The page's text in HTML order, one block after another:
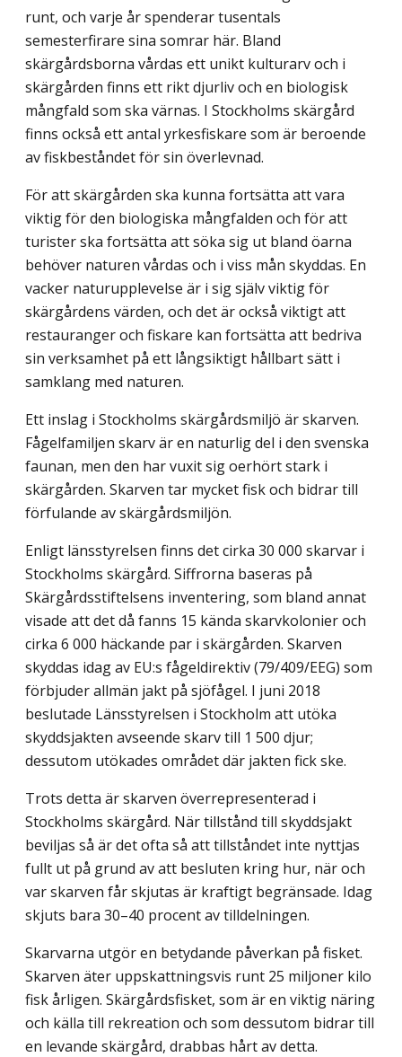
runt, och varje år spenderar tusentals
semesterfirare sina somrar här. Bland
skärgårdsborna vårdas ett unikt kulturarv och i
skärgården finns ett rikt djurliv och en biologisk
mångfald som ska värnas. I Stockholms skärgård
finns också ett antal yrkesfiskare som är beroende
av fiskbeståndet för sin överlevnad.
För att skärgården ska kunna fortsätta att vara
viktig för den biologiska mångfalden och för att
turister ska fortsätta att söka sig ut bland öarna
behöver naturen vårdas och i viss mån skyddas. En
vacker naturupplevelse är i sig själv viktig för
skärgårdens värden, och det är också viktigt att
restauranger och fiskare kan fortsätta att bedriva
sin verksamhet på ett långsiktigt hållbart sätt i
samklang med naturen.
Ett inslag i Stockholms skärgårdsmiljö är skarven.
Fågelfamiljen skarv är en naturlig del i den svenska
faunan, men den har vuxit sig oerhört stark i
skärgården. Skarven tar mycket fisk och bidrar till
förfulande av skärgårdsmiljön.
Enligt länsstyrelsen finns det cirka 30 000 skarvar i
Stockholms skärgård. Siffrorna baseras på
Skärgårdsstiftelsens inventering, som bland annat
visade att det då fanns 15 kända skarvkolonier och
cirka 6 000 häckande par i skärgården. Skarven
skyddas idag av EU:s fågeldirektiv (79/409/EEG) som
förbjuder allmän jakt på sjöfågel. I juni 2018
beslutade Länsstyrelsen i Stockholm att utöka
skyddsjakten avseende skarv till 1 500 djur;
dessutom utökades området där jakten fick ske.
Trots detta är skarven överrepresenterad i
Stockholms skärgård. När tillstånd till skyddsjakt
beviljas så är det ofta så att tillståndet inte nyttjas
fullt ut på grund av att besluten kring hur, när och
var skarven får skjutas är kraftigt begränsade. Idag
skjuts bara 30–40 procent av tilldelningen.
Skarvarna utgör en betydande påverkan på fisket.
Skarven äter uppskattningsvis runt 25 miljoner kilo
fisk årligen. Skärgårdsfisket, som är en viktig näring
och källa till rekreation och som dessutom bidrar till
en levande skärgård, drabbas hårt av detta.